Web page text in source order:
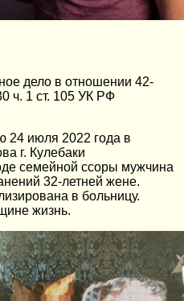
дело в отношении 42-
ч. 1 ст. 105 УК РФ
24 июля 2022 года в
г. Кулебаки
семейной ссоры мужчина
32-летней жене.
в больницу.
жизнь.